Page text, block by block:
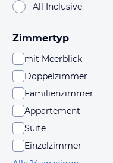
All Inclusive
Zimmertyp
mit Meerblick
Doppelzimmer
Familienzimmer
Appartement
Suite
Einzelzimmer